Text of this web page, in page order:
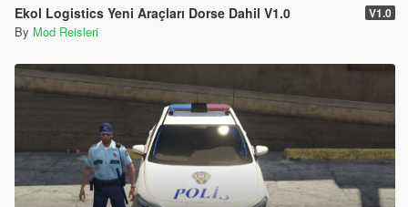
Ekol Logistics Yeni Araçları Dorse Dahil V1.0 V1.0
By Mod Reisleri